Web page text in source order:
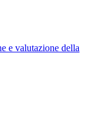
e valutazione della